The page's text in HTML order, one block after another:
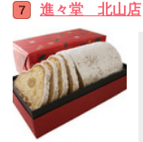
進々堂 北山店